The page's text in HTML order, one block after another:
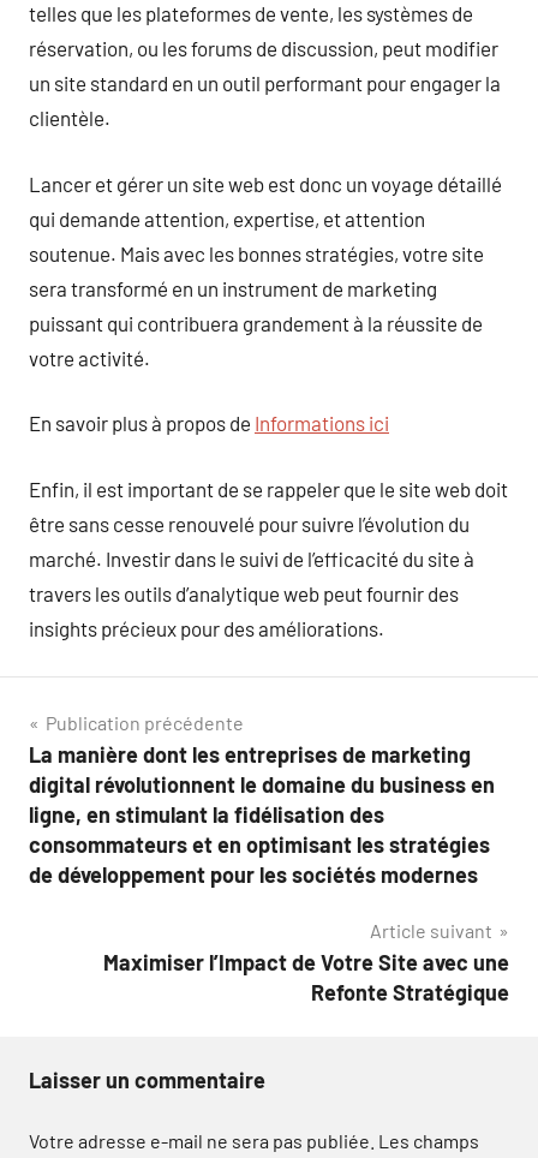
telles que les plateformes de vente, les systèmes de
réservation, ou les forums de discussion, peut modifier
un site standard en un outil performant pour engager la
clientèle.
Lancer et gérer un site web est donc un voyage détaillé
qui demande attention, expertise, et attention
soutenue. Mais avec les bonnes stratégies, votre site
sera transformé en un instrument de marketing
puissant qui contribuera grandement à la réussite de
votre activité.
En savoir plus à propos de Informations ici
Enfin, il est important de se rappeler que le site web doit
être sans cesse renouvelé pour suivre l’évolution du
marché. Investir dans le suivi de l’efficacité du site à
travers les outils d’analytique web peut fournir des
insights précieux pour des améliorations.
Navigation
de
l’article
Publication précédente
La manière dont les entreprises de marketing
digital révolutionnent le domaine du business en
ligne, en stimulant la fidélisation des
consommateurs et en optimisant les stratégies
de développement pour les sociétés modernes
Article suivant
Maximiser l’Impact de Votre Site avec une
Refonte Stratégique
Laisser un commentaire
Votre adresse e-mail ne sera pas publiée. Les champs